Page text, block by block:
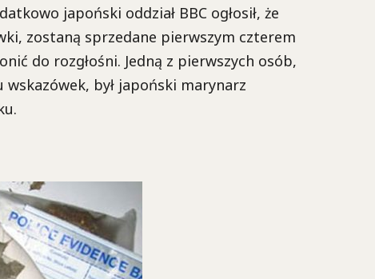
japoński oddział BBC ogłosił, że
zostaną sprzedane pierwszym czterem
do rozgłośni. Jedną z pierwszych osób,
był japoński marynarz